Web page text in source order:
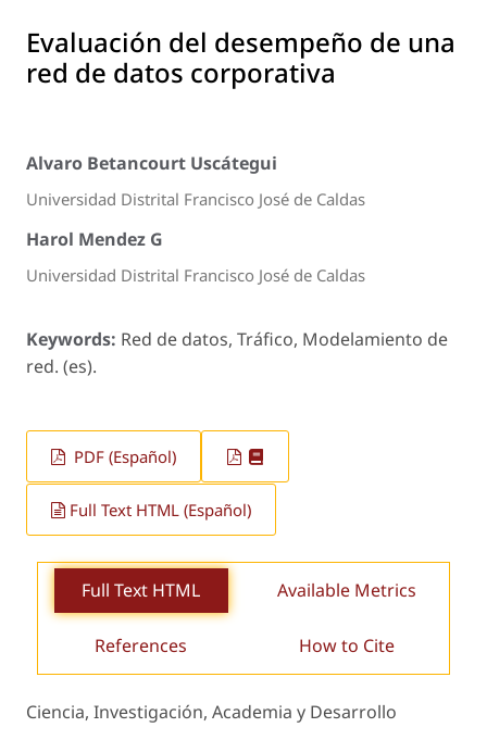
Evaluación del desempeño de una
red de datos corporativa
Alvaro Betancourt Uscátegui
Universidad Distrital Francisco José de Caldas
Harol Mendez G
Universidad Distrital Francisco José de Caldas
Keywords: Red de datos, Tráfico, Modelamiento de
red. (es).
PDF (Español)
Full Text HTML (Español)
Full Text HTML Available Metrics
References How to Cite
Ciencia, Investigación, Academia y Desarrollo